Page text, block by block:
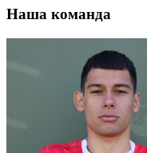
Наша команда